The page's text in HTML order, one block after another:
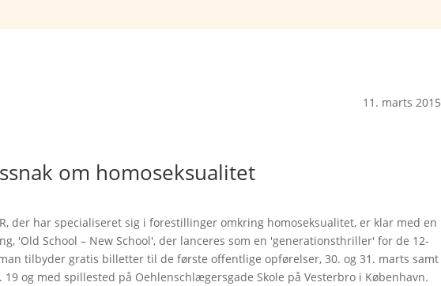
11. marts 2015
om homoseksualitet
der har specialiseret sig i forestillinger omkring homoseksualitet, er klar med en
'Old School – New School', der lanceres som en 'generationsthriller' for de 12-
tilbyder gratis billetter til de første offentlige opførelser, 30. og 31. marts samt
19 og med spillested på Oehlenschlægersgade Skole på Vesterbro i København.